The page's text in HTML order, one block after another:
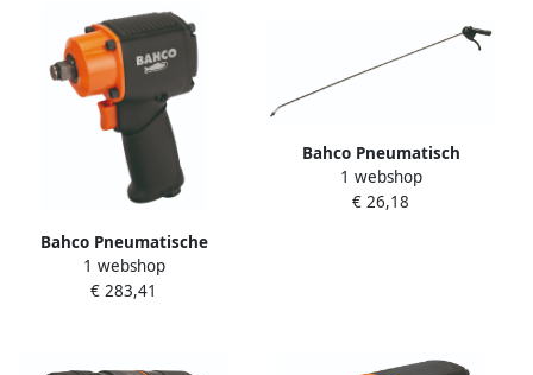
Bahco Pneumatische
schroefmachine 1 2" | mini
BPC813
1 webshop
€ 283,41
Bahco Pneumatisch
blaaspistool extra lange
spuitmond | 1 meter
1 webshop
€ 26,18